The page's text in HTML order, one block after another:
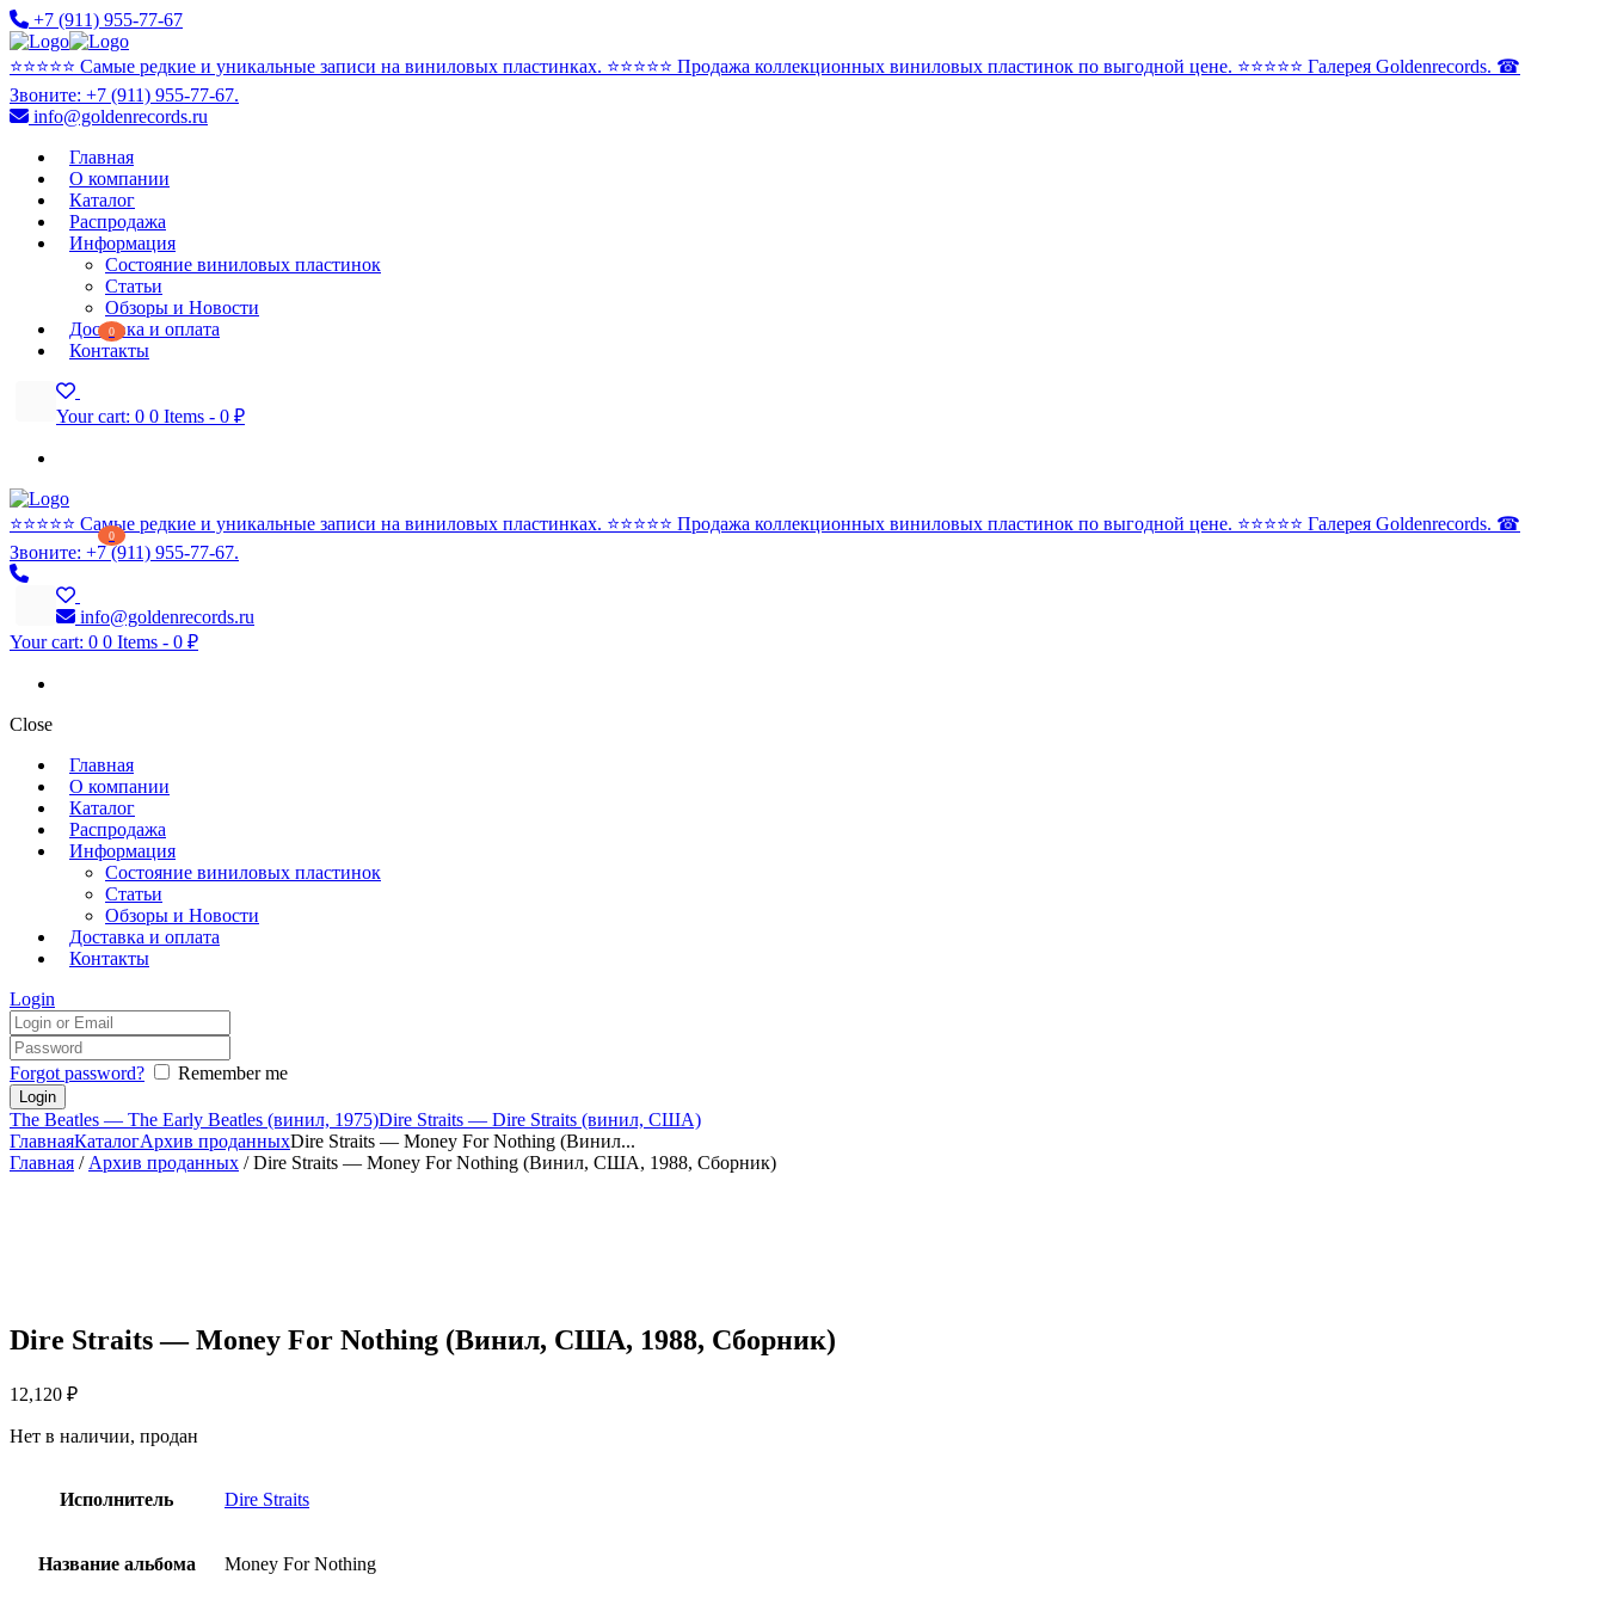
+7 (911) 955-77-67
⭐️⭐️⭐️⭐️⭐️ Самые редкие и уникальные записи на виниловых пластинках. ⭐️⭐️⭐️⭐️⭐️ Продажа коллекционных виниловых пластинок по выгодной цене. ⭐️⭐️⭐️⭐️⭐️ Галерея Goldenrecords. ☎
Звоните: +7 (911) 955-77-67.
info@goldenrecords.ru
Главная
О компании
Каталог
Распродажа
Информация
Состояние виниловых пластинок
Статьи
Обзоры и Новости
Доставка и оплата
Контакты
0
Your cart: 0 0 Items - 0 ₽
⭐️⭐️⭐️⭐️⭐️ Самые редкие и уникальные записи на виниловых пластинках. ⭐️⭐️⭐️⭐️⭐️ Продажа коллекционных виниловых пластинок по выгодной цене. ⭐️⭐️⭐️⭐️⭐️ Галерея Goldenrecords. ☎
Звоните: +7 (911) 955-77-67.
0
info@goldenrecords.ru
Your cart: 0 0 Items - 0 ₽
Close
Главная
О компании
Каталог
Распродажа
Информация
Состояние виниловых пластинок
Статьи
Обзоры и Новости
Доставка и оплата
Контакты
Login
Forgot password? Remember me
The Beatles — The Early Beatles (винил, 1975)Dire Straits — Dire Straits (винил, США)
ГлавнаяКаталогАрхив проданныхDire Straits — Money For Nothing (Винил...
Главная / Архив проданных / Dire Straits — Money For Nothing (Винил, США, 1988, Сборник)
Dire Straits — Money For Nothing (Винил, США, 1988, Сборник)
12,120 ₽
Нет в наличии, продан
Исполнитель Dire Straits
Название альбома Money For Nothing